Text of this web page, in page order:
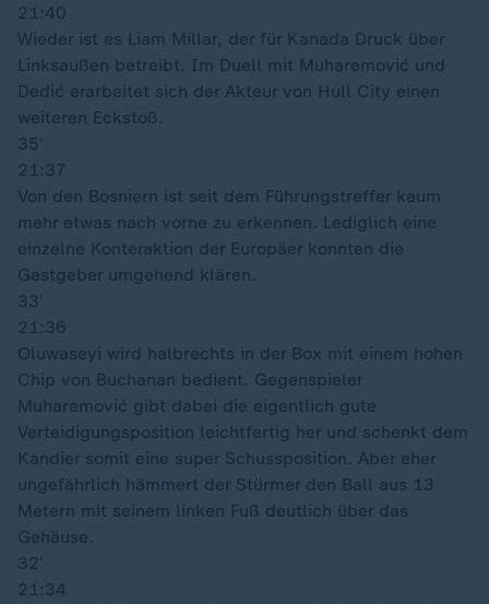
21:40
Wieder ist es Liam Millar, der für Kanada Druck über
Linksaußen betreibt. Im Duell mit Muharemović und
Dedić erarbeitet sich der Akteur von Hull City einen
weiteren Eckstoß.
35′
21:37
Von den Bosniern ist seit dem Führungstreffer kaum
mehr etwas nach vorne zu erkennen. Lediglich eine
einzelne Konteraktion der Europäer konnten die
Gastgeber umgehend klären.
33′
21:36
Oluwaseyi wird halbrechts in der Box mit einem hohen
Chip von Buchanan bedient. Gegenspieler
Muharemović gibt dabei die eigentlich gute
Verteidigungsposition leichtfertig her und schenkt dem
Kandier somit eine super Schussposition. Aber eher
ungefährlich hämmert der Stürmer den Ball aus 13
Metern mit seinem linken Fuß deutlich über das
Gehäuse.
32′
21:34